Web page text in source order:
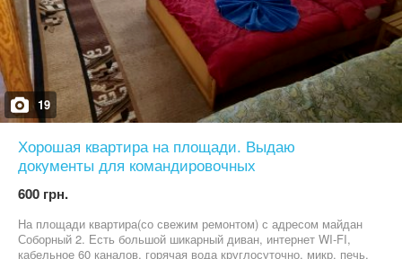
19
Хорошая квартира на площади. Выдаю
документы для командировочных
600 грн.
На площади квартира(со свежим ремонтом) с адресом майдан
Соборный 2. Есть большой шикарный диван, интернет WI-FI,
кабельное 60 каналов, горячая вода круглосуточно, микр. печь,